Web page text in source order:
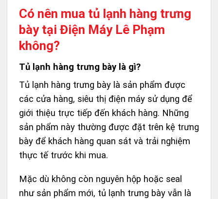
Có nên mua tủ lạnh hàng trưng
bày tại Điện Máy Lê Phạm
không?
Tủ lạnh hàng trưng bày là gì?
Tủ lạnh hàng trưng bày là sản phẩm được
các cửa hàng, siêu thị điện máy sử dụng để
giới thiệu trực tiếp đến khách hàng. Những
sản phẩm này thường được đặt trên kệ trưng
bày để khách hàng quan sát và trải nghiệm
thực tế trước khi mua.
Mặc dù không còn nguyên hộp hoặc seal
như sản phẩm mới, tủ lạnh trưng bày vẫn là